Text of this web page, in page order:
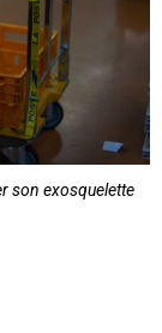
son exosquelette